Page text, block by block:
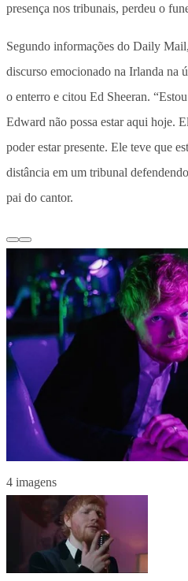
presença nos tribunais, perdeu o
Segundo informações do Daily
discurso emocionado na Irlanda na
o enterro e citou Ed Sheeran.
Edward não possa estar aqui hoje.
poder estar presente. Ele teve que
distância em um tribunal
pai do cantor.
4 imagens